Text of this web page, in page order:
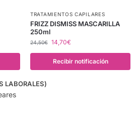
TRATAMIENTOS CAPILARES
FRIZZ DISMISS MASCARILLA
250ml
24,50€ 14,70€
Recibir notificación
LABORALES)